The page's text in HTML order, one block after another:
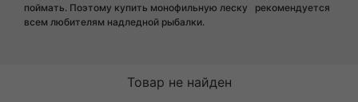
поймать. Поэтому купить монофильную леску рекомендуется
всем любителям надледной рыбалки.
Товар не найден